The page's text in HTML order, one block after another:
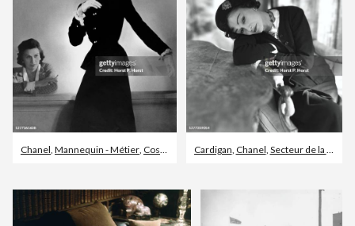
Chanel Mannequin - Métier Costume habillé Cardigan Chanel Secteur de la mode